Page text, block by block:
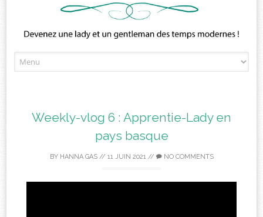
to
Weekly-vlog 6 : Apprentie-Lady en
pays basque
BY HANNA GAS// 11 JUIN 2021// NO COMMENTS